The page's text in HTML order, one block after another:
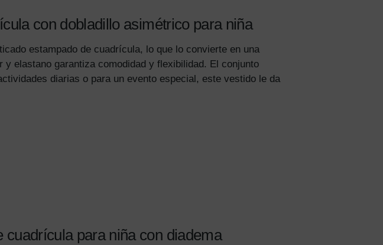
con dobladillo asimétrico para niña
estampado de cuadrícula, lo que lo convierte en una
elastano garantiza comodidad y flexibilidad. El conjunto
diarias o para un evento especial, este vestido le da
para niña con diadema